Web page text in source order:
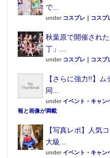
やはり１番はなんといっ
インも一新され７Ｓを飛
ますね。次はDSDS(Dual
で...
under コスプレ｜コスプ
秋葉原で開催され
丁」...
under コスプレ｜コスプ
【さらに強力!!】
同...
under イベント・キャン
報と画像が満載
【写真レポ】人気
大級...
under イベント・キャン